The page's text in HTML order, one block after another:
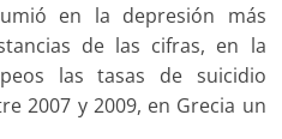
en la depresión más
de las cifras, en la
las tasas de suicidio
2007 y 2009, en Grecia un